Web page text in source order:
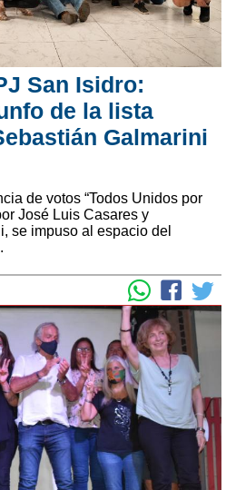
San Isidro:
de la lista
Galmarini
de votos “Todos Unidos por
José Luis Casares y
se impuso al espacio del